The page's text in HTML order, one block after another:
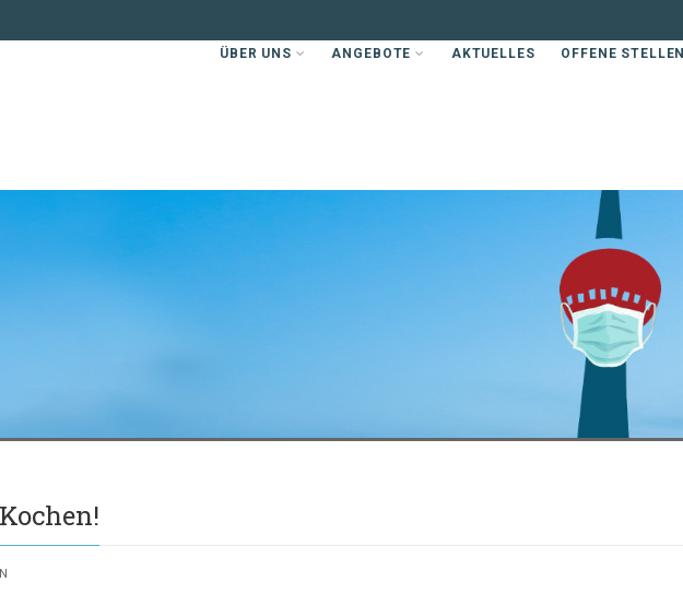
ÜBER UNS ANGEBOTE AKTUELLES OFFENE STELLEN